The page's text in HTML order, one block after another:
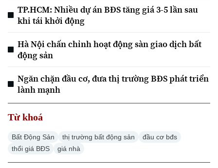
Thời sự
Hà Nội
Chính trị
Hà Nội
Nhịp sống Hà Nội
Thế giới
TP.HCM: Nhiều dự án BĐS tăng giá 3-5 lần sau
khi tái khởi động
Hà Nội chấn chỉnh hoạt động sàn giao dịch bất
động sản
Ngăn chặn đầu cơ, đưa thị trường BĐS phát triển
lành mạnh
Từ khoá
Bất Động Sản thị trường bất động sản
đầu cơ bđs
thổi giá BĐS
giá nhà